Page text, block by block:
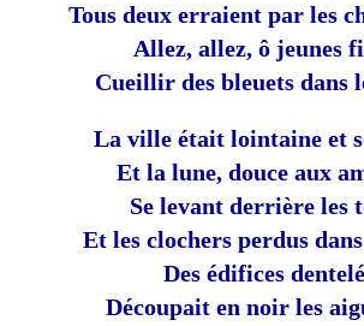
Tous deux erraient par les
Allez, allez, ô jeunes
Cueillir des bleuets dans
La ville était lointaine et
Et la lune, douce aux
Se levant derrière les
Et les clochers perdus
Des édifices
Découpait en noir les